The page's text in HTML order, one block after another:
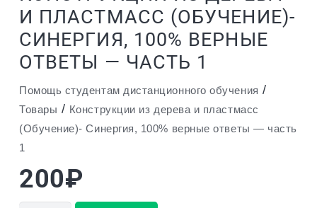
с тачскрином, используйте
И ПЛАСТМАСС (ОБУЧЕНИЕ)-
СИНЕРГИЯ, 100% ВЕРНЫЕ
ОТВЕТЫ — ЧАСТЬ 1
Помощь студентам дистанционного обучения /
Товары / Конструкции из дерева и пластмасс
(Обучение)- Синергия, 100% верные ответы — часть
1
200₽